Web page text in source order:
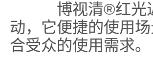
博视清®红光近
动，它便捷的使用
合受众的使用需求。